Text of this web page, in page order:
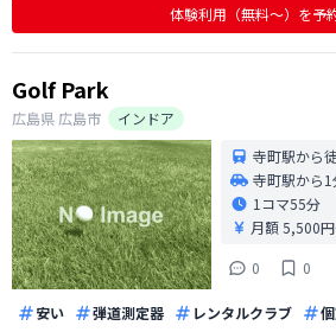
体験利用（無料〜）を予
Golf Park
広島県 広島市
インドア
寺町駅から
寺町駅から1
1コマ55分
月額 5,500
0
0
安い 弾道測定器 レンタルクラブ